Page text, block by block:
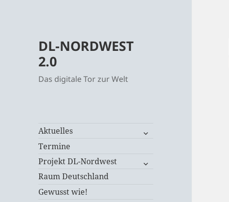
DL-NORDWEST
2.0
Das digitale Tor zur Welt
Aktuelles
untermenü
Termine
Projekt DL-Nordwest
untermenü
Raum Deutschland
Gewusst wie!